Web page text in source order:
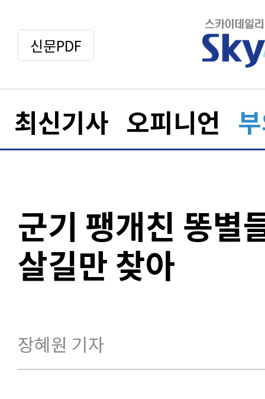
신문PDF
최신기사 오피니언
군기 팽개친 똥
살길만 찾아
장혜원 기자